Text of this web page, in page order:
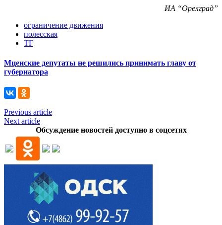
ИА “Орелград”
ограничение движения
полесская
ТГ
Мценские депутаты не решились принимать главу от
губернатора
Previous article
Next article
Обсуждение новостей доступно в соцсетях